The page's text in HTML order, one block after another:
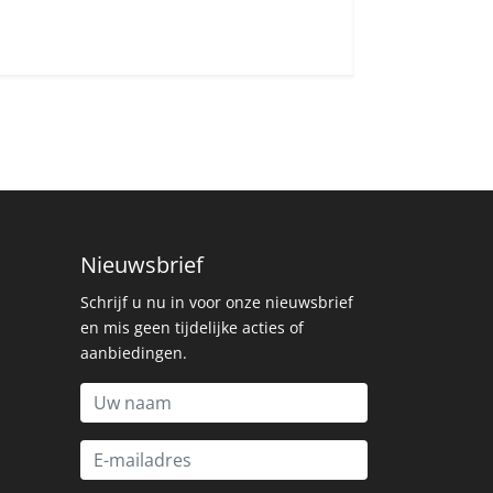
Nieuwsbrief
Schrijf u nu in voor onze nieuwsbrief
en mis geen tijdelijke acties of
aanbiedingen.